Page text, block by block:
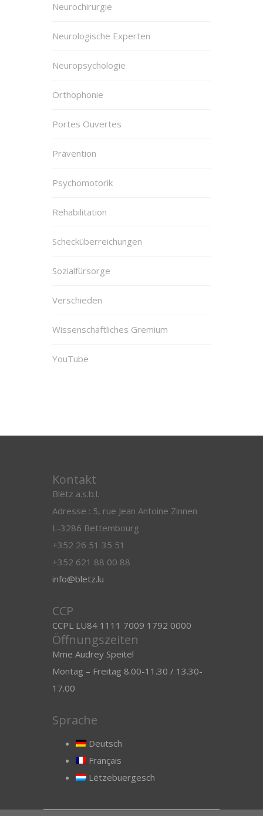
Neurochirurgie
Neurologische Experten
Neuropsychologie
Orthophonie
Portes Ouvertes
Prävention
Psychomotorik
Rehabilitation
Schecküberreichungen
Sozialfürsorge
Verschieden
Wissenschaftliches Gremium
YouTube
Kontakt
Blëtz a.s.b.l.
Adresse : 5, rue Jean Antoine Zinnen
L-3286 Bettembourg
+352 26 51 35 51
+352 621 88 00 88
info@bletz.lu
CCP
CCPL LU84 1111 7009 1792 0000
Öffnungszeiten
Mme Audrey Speitel
Montag – Freitag 8.00-11.30 / 13.30-
17.00
Sprache
Deutsch
Français
Lëtzebuergesch